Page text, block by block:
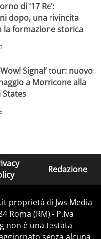
di ’17 Re’:
dopo, una rivincita
la formazione storica
Wow! Signal’ tour: nuovo
a Morricone alla
States
Redazione
proprietà di Jws Media
Roma (RM) - P.Iva
non è una testata
senza alcuna